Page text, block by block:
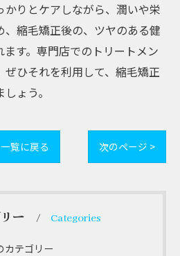
かりとケアしながら、潤いや栄
縮毛矯正後の、ツヤのある健
す。専門店でのトリートメン
ぜひそれを利用して、縮毛矯正
ょう。
一覧に戻る 次のページ >
ー Categories
カテゴリー